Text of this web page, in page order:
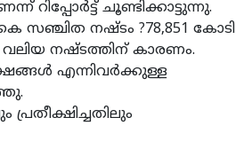
ചൂണ്ടിക്കാട്ടുന്നു.
സഞ്ചിത നഷ്ടം ?78,851 കോടി
വലിയ നഷ്ടത്തിന് കാരണം.
എന്നിവര്‍ക്കുള്ള